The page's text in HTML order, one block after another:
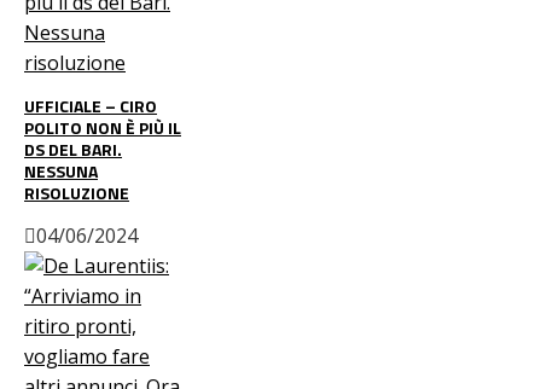
UFFICIALE – CIRO
POLITO NON È PIÙ IL
DS DEL BARI.
NESSUNA
RISOLUZIONE
04/06/2024